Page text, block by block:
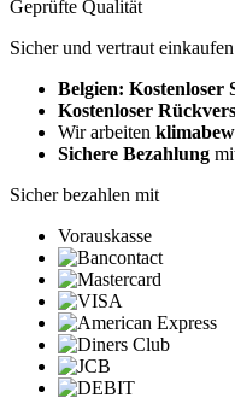
Geprüfte Qualität
Sicher und vertraut einkaufen
Belgien: Kostenloser
Kostenloser
Wir arbeiten
Sichere Bezahlung
Sicher bezahlen mit
Vorauskasse